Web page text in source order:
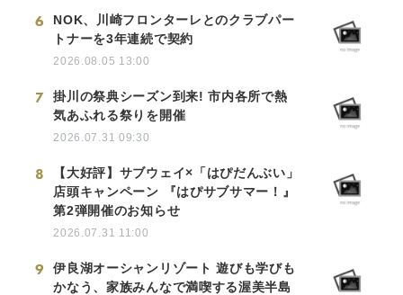
6
NOK、川崎フロンターレとのクラブパー
トナーを3年連続で契約
2026.08.05 13:00
7
掛川の祭典シーズン到来! 市内各所で熱
気あふれる祭りを開催
2026.07.31 09:30
8
【大好評】サブウェイ×「はぴだんぶい」
店頭キャンペーン 『はぴサブサマー！』
第2弾開催のお知らせ
2026.07.31 11:00
9
伊良湖オーシャンリゾート 遊びも学びも
かなう、家族みんなで満喫する渥美半島